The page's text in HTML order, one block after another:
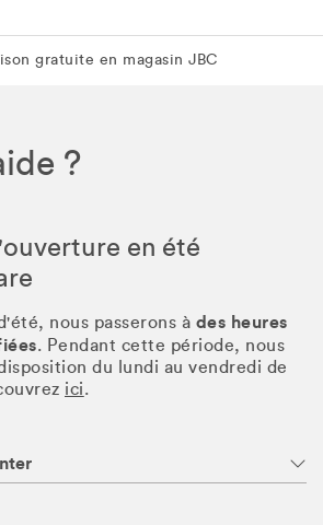
gratuite en magasin JBC
gratuite en magasin JBC
?
en été
nous passerons à des heures
. Pendant cette période, nous
du lundi au vendredi de
ici.